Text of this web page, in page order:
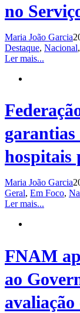
no
Maria João Garcia
Destaque, Nacional,
Ler mais...
garantias
hospitais
Maria João Garcia
Geral, Em Foco,
Ler mais...
FNAM
ao
avaliação